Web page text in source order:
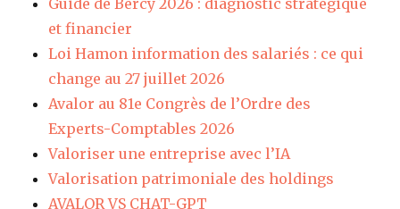
et financier
Loi Hamon information des salariés : ce qui
change au 27 juillet 2026
Avalor au 81e Congrès de l’Ordre des
Experts-Comptables 2026
Valoriser une entreprise avec l’IA
Valorisation patrimoniale des holdings
AVALOR VS CHAT-GPT